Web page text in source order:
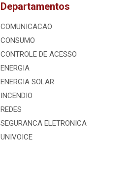
Departamentos
COMUNICACAO
CONSUMO
CONTROLE DE ACESSO
ENERGIA
ENERGIA SOLAR
INCENDIO
REDES
SEGURANCA ELETRONICA
UNIVOICE